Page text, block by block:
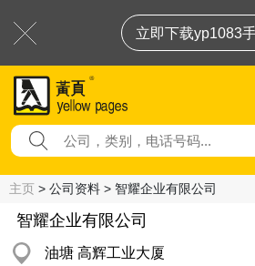
立即下载yp1083
主页 > 公司资料 > 智耀企业有限公司
智耀企业有限公司
油塘 高辉工业大厦